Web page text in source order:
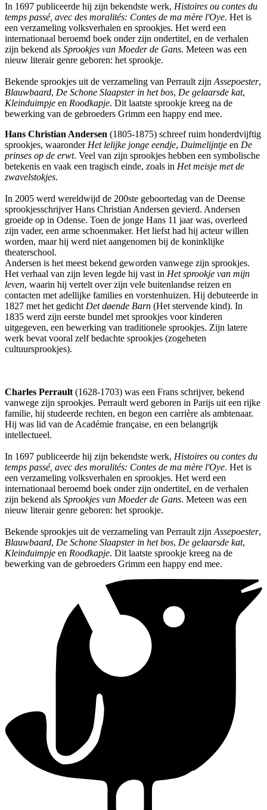
In 1697 publiceerde hij zijn bekendste werk, Histoires ou contes du
temps passé, avec des moralités: Contes de ma mère l'Oye. Het is
een verzameling volksverhalen en sprookjes. Het werd een
internationaal beroemd boek onder zijn ondertitel, en de verhalen
zijn bekend als Sprookjes van Moeder de Gans. Meteen was een
nieuw literair genre geboren: het sprookje.
Bekende sprookjes uit de verzameling van Perrault zijn Assepoester,
Blauwbaard, De Schone Slaapster in het bos, De gelaarsde kat,
Kleinduimpje en Roodkapje. Dit laatste sprookje kreeg na de
bewerking van de gebroeders Grimm een happy end mee.
Hans Christian Andersen (1805-1875) schreef ruim honderdvijftig
sprookjes, waaronder Het lelijke jonge eendje, Duimelijntje en De
prinses op de erwt. Veel van zijn sprookjes hebben een symbolische
betekenis en vaak een tragisch einde, zoals in Het meisje met de
zwavelstokjes.
In 2005 werd wereldwijd de 200ste geboortedag van de Deense
sprookjesschrijver Hans Christian Andersen gevierd. Andersen
groeide op in Odense. Toen de jonge Hans 11 jaar was, overleed
zijn vader, een arme schoenmaker. Het liefst had hij acteur willen
worden, maar hij werd niet aangenomen bij de koninklijke
theaterschool.
Andersen is het meest bekend geworden vanwege zijn sprookjes.
Het verhaal van zijn leven legde hij vast in Het sprookje van mijn
leven, waarin hij vertelt over zijn vele buitenlandse reizen en
contacten met adellijke families en vorstenhuizen. Hij debuteerde in
1827 met het gedicht Det døende Barn (Het stervende kind). In
1835 werd zijn eerste bundel met sprookjes voor kinderen
uitgegeven, een bewerking van traditionele sprookjes. Zijn latere
werk bevat vooral zelf bedachte sprookjes (zogeheten
cultuursprookjes).
Charles Perrault (1628-1703) was een Frans schrijver, bekend
vanwege zijn sprookjes. Perrault werd geboren in Parijs uit een rijke
familie, hij studeerde rechten, en begon een carrière als ambtenaar.
Hij was lid van de Académie française, en een belangrijk
intellectueel.
In 1697 publiceerde hij zijn bekendste werk, Histoires ou contes du
temps passé, avec des moralités: Contes de ma mère l'Oye. Het is
een verzameling volksverhalen en sprookjes. Het werd een
internationaal beroemd boek onder zijn ondertitel, en de verhalen
zijn bekend als Sprookjes van Moeder de Gans. Meteen was een
nieuw literair genre geboren: het sprookje.
Bekende sprookjes uit de verzameling van Perrault zijn Assepoester,
Blauwbaard, De Schone Slaapster in het bos, De gelaarsde kat,
Kleinduimpje en Roodkapje. Dit laatste sprookje kreeg na de
bewerking van de gebroeders Grimm een happy end mee.